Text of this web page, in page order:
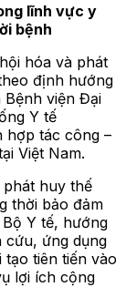
lĩnh vực y
bệnh
hóa và phát
định hướng
viện Đại
Y tế
hợp tác công –
Việt Nam.
huy thế
thời bảo đảm
Y tế, hướng
cứu, ứng dụng
tiên tiến vào
lợi ích cộng